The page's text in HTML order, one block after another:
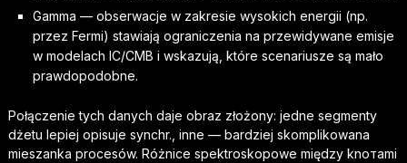
Gamma — obserwacje w zakresie wysokich energii (np.
przez Fermi) stawiają ograniczenia na przewidywane emisje
w modelach IC/CMB i wskazują, które scenariusze są mało
prawdopodobne.
Połączenie tych danych daje obraz złożony: jedne segmenty
dżetu lepiej opisuje synchr., inne — bardziej skomplikowana
mieszanka procesów. Różnice spektroskopowe między knoтami